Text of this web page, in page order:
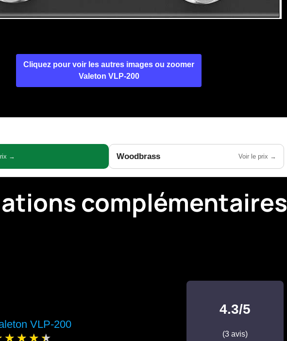
Cliquez pour voir les autres images ou zoomer
Valeton VLP-200
→ Woodbrass Voir le prix →
complémentaires
VLP-200
4.3/5
(3 avis)